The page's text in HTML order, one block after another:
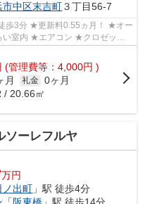
市中区末吉町３丁目56-7
歩3分 ★更新料0.55ヵ月！ ★オー
い室内 ★エアコン ★クロゼッ
(管理費等：4,000円 )
月 礼金 0ヶ月
/ 20.66㎡
ソーレフルヤ
万円
ノ出町 」駅 徒歩4分